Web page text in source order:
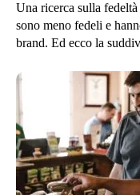
Una ricerca sulla
sono meno fedeli e
brand. Ed ecco la